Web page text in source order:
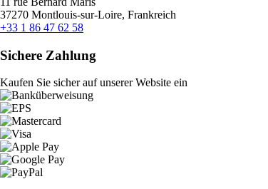
37270 Montlouis-sur-Loire, Frankreich
+33 1 86 47 62 58
Sichere Zahlung
Kaufen Sie sicher auf unserer Website ein